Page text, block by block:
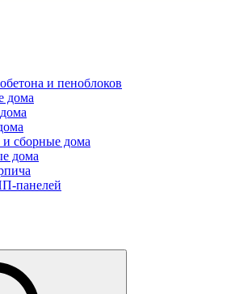
и пеноблоков
дома
сборные дома
дома
панелей